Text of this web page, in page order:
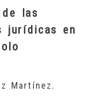
las
jurídicas en
Martínez.